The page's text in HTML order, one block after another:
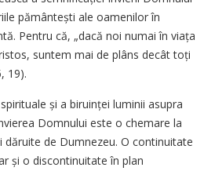
pământești ale oamenilor în
Pentru că, „dacă noi numai în viața
suntem mai de plâns decât toți
19).
și a biruinței luminii asupra
Domnului este o chemare la
dăruite de Dumnezeu. O continuitate
și o discontinuitate în plan